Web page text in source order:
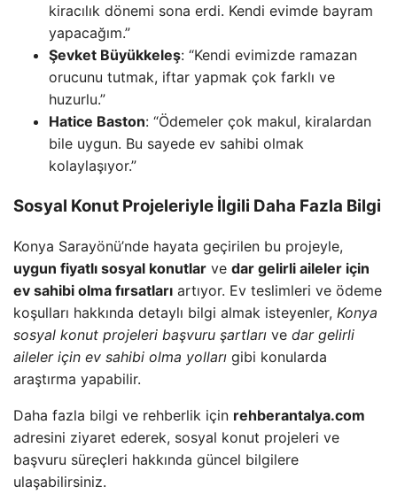
kiracılık dönemi sona erdi. Kendi evimde bayram
yapacağım.”
Şevket Büyükkeleş: “Kendi evimizde ramazan
orucunu tutmak, iftar yapmak çok farklı ve
huzurlu.”
Hatice Baston: “Ödemeler çok makul, kiralardan
bile uygun. Bu sayede ev sahibi olmak
kolaylaşıyor.”
Sosyal Konut Projeleriyle İlgili Daha Fazla Bilgi
Konya Sarayönü’nde hayata geçirilen bu projeyle,
uygun fiyatlı sosyal konutlar ve dar gelirli aileler için
ev sahibi olma fırsatları artıyor. Ev teslimleri ve ödeme
koşulları hakkında detaylı bilgi almak isteyenler, Konya
sosyal konut projeleri başvuru şartları ve dar gelirli
aileler için ev sahibi olma yolları gibi konularda
araştırma yapabilir.
Daha fazla bilgi ve rehberlik için rehberantalya.com
adresini ziyaret ederek, sosyal konut projeleri ve
başvuru süreçleri hakkında güncel bilgilere
ulaşabilirsiniz.